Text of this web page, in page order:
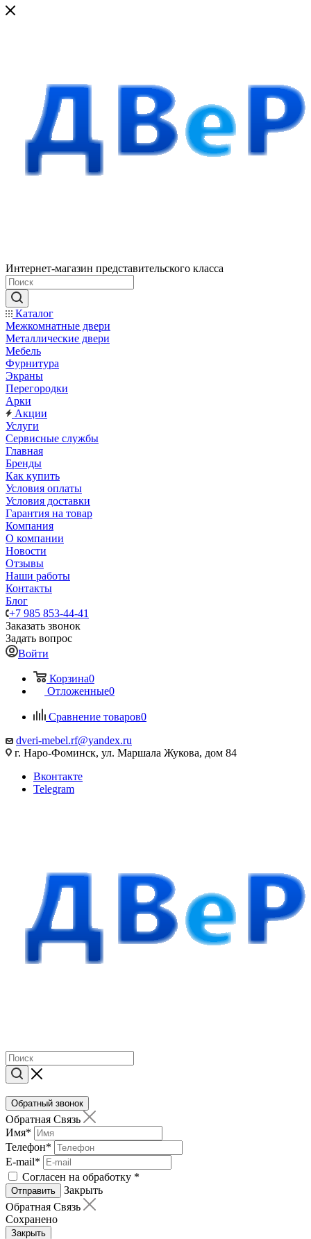
Интернет-магазин представительского класса
Каталог
Межкомнатные двери
Металлические двери
Мебель
Фурнитура
Экраны
Перегородки
Арки
Акции
Услуги
Сервисные службы
Главная
Бренды
Как купить
Условия оплаты
Условия доставки
Гарантия на товар
Компания
О компании
Новости
Отзывы
Наши работы
Контакты
Блог
+7 985 853-44-41
Заказать звонок
Задать вопрос
Войти
Корзина0
Отложенные0
Сравнение товаров0
dveri-mebel.rf@yandex.ru
г. Наро-Фоминск, ул. Маршала Жукова, дом 84
Вконтакте
Telegram
Обратный звонок
Обратная Связь
Имя*
Телефон*
E-mail*
Согласен на обработку *
Отправить
Закрыть
Обратная Связь
Сохранено
Закрыть